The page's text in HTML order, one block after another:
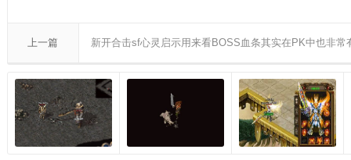
上一篇 新开合击sf心灵启示用来看BOSS血条其实在PK中也非常